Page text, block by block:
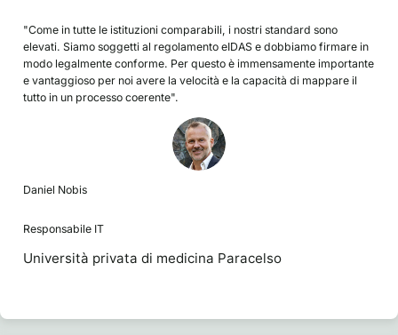
"Come in tutte le istituzioni comparabili, i nostri standard sono
elevati. Siamo soggetti al regolamento eIDAS e dobbiamo firmare in
modo legalmente conforme. Per questo è immensamente importante
e vantaggioso per noi avere la velocità e la capacità di mappare il
tutto in un processo coerente".
Daniel Nobis
Responsabile IT
Università privata di medicina Paracelso